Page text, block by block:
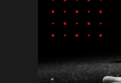
Почивни дни в
Холивуд: Цената
May